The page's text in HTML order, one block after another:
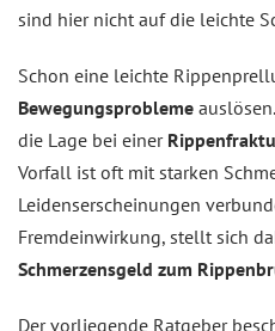
sind hier nicht auf die leichte
Schon eine leichte
Bewegungsprobleme
die Lage bei einer
Vorfall ist oft mit starken
Leidenserscheinungen
Fremdeinwirkung, stellt sich
Schmerzensgeld zum
Der vorliegende Ratgeber